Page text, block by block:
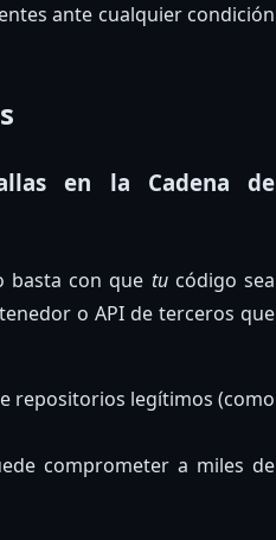
ante cualquier condición
en la Cadena de
basta con que tucódigo sea
o API de terceros que
repositorios legítimos (como
comprometer a miles de